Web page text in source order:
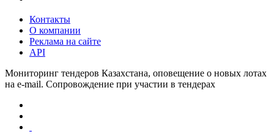
Контакты
О компании
Реклама на сайте
API
Мониторинг тендеров Казахстана, оповещение о новых лотах
на e-mail. Сопровождение при участии в тендерах